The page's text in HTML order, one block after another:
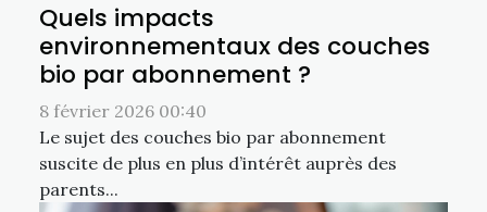
Quels impacts
environnementaux des couches
bio par abonnement ?
8 février 2026 00:40
Le sujet des couches bio par abonnement
suscite de plus en plus d’intérêt auprès des
parents...